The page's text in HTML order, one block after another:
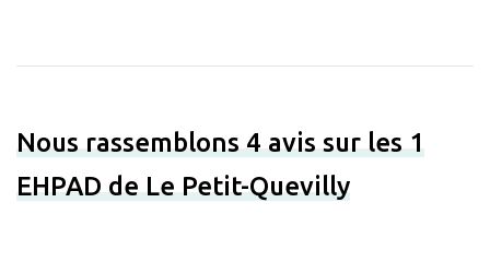
Nous rassemblons 4 avis sur les 1
EHPAD de Le Petit-Quevilly